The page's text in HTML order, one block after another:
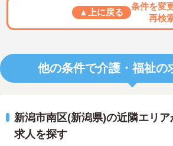
▲上に戻る
条件を変
再検
他の条件で介護・福祉の
新潟市南区(新潟県)の近隣エリ
求人を探す